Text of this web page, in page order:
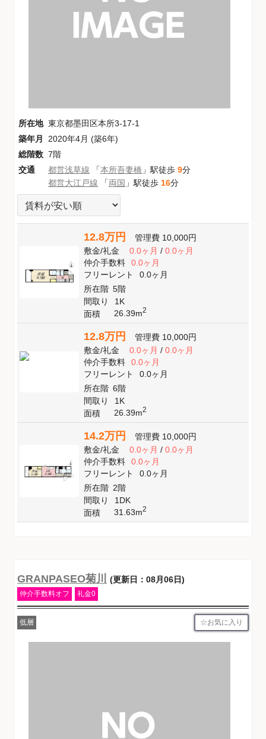
所在地 東京都墨田区本所3-17-1
築年月
2020年4月 (築6年)
総階数 7階
交通
都営浅草線 「本所吾妻橋 」駅徒歩 9分
都営大江戸線 「両国 」駅徒歩 16分
12.8万円 管理費 10,000円
敷金/礼金 0.0ヶ月/ 0.0ヶ月
仲介手数料
0.0ヶ月
フリーレント
0.0ヶ月
所在階 5階
間取り
1K
面積
26.39m2
12.8万円 管理費 10,000円
敷金/礼金 0.0ヶ月/ 0.0ヶ月
仲介手数料
0.0ヶ月
フリーレント
0.0ヶ月
所在階 6階
間取り
1K
面積
26.39m2
14.2万円 管理費 10,000円
敷金/礼金 0.0ヶ月/ 0.0ヶ月
仲介手数料
0.0ヶ月
フリーレント
0.0ヶ月
所在階 2階
間取り
1DK
面積
31.63m2
GRANPASEO菊川 (更新日：08月06日)
仲介手数料オフ 礼金0
低層 お気に入り